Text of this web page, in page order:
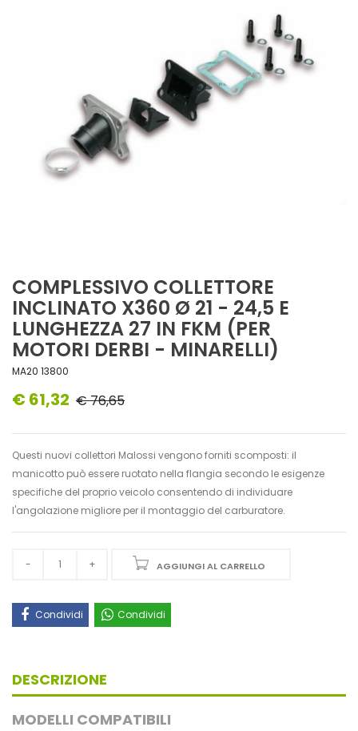
COMPLESSIVO COLLETTORE
INCLINATO X360 Ø 21 - 24,5 E
LUNGHEZZA 27 IN FKM (PER
MOTORI DERBI - MINARELLI)
MA20 13800
€ 61,32 € 76,65
Questi nuovi collettori Malossi vengono forniti scomposti: il
manicotto può essere ruotato nella flangia secondo le esigenze
specifiche del proprio veicolo consentendo di individuare
l'angolazione migliore per il montaggio del carburatore.
AGGIUNGI AL CARRELLO
Condividi Condividi
DESCRIZIONE
MODELLI COMPATIBILI